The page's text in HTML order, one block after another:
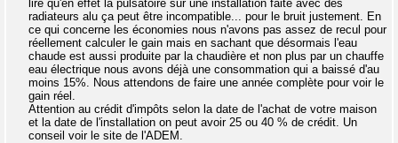
lire qu'en effet la pulsatoire sur une installation faite avec des
radiateurs alu ça peut être incompatible... pour le bruit justement. En
ce qui concerne les économies nous n'avons pas assez de recul pour
réellement calculer le gain mais en sachant que désormais l'eau
chaude est aussi produite par la chaudière et non plus par un chauffe
eau électrique nous avons déjà une consommation qui a baissé d'au
moins 15%. Nous attendons de faire une année complète pour voir le
gain réel.
Attention au crédit d'impôts selon la date de l'achat de votre maison
et la date de l'installation on peut avoir 25 ou 40 % de crédit. Un
conseil voir le site de l'ADEM.